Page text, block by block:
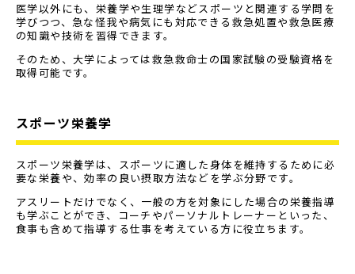
医学以外にも、栄養学や生理学などスポーツと関連する学問を
学びつつ、急な怪我や病気にも対応できる救急処置や救急医療
の知識や技術を習得できます。
そのため、大学によっては救急救命士の国家試験の受験資格を
取得可能です。
スポーツ栄養学
スポーツ栄養学は、スポーツに適した身体を維持するために必
要な栄養や、効率の良い摂取方法などを学ぶ分野です。
アスリートだけでなく、一般の方を対象にした場合の栄養指導
も学ぶことができ、コーチやパーソナルトレーナーといった、
食事も含めて指導する仕事を考えている方に役立ちます。